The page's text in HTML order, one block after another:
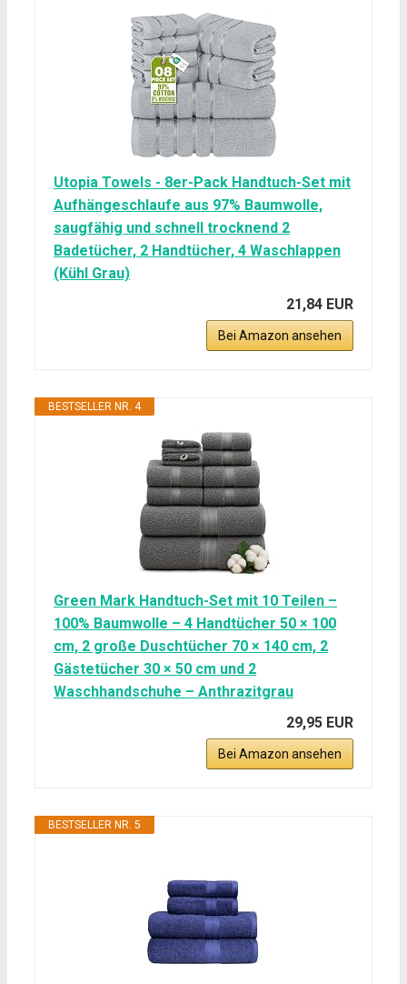
Utopia Towels - 8er-Pack Handtuch-Set mit
Aufhängeschlaufe aus 97% Baumwolle,
saugfähig und schnell trocknend 2
Badetücher, 2 Handtücher, 4 Waschlappen
(Kühl Grau)
21,84 EUR
Bei Amazon ansehen
BESTSELLER NR. 4
Green Mark Handtuch-Set mit 10 Teilen –
100% Baumwolle – 4 Handtücher 50 × 100
cm, 2 große Duschtücher 70 × 140 cm, 2
Gästetücher 30 × 50 cm und 2
Waschhandschuhe – Anthrazitgrau
29,95 EUR
Bei Amazon ansehen
BESTSELLER NR. 5